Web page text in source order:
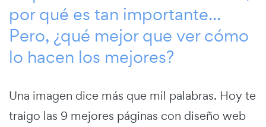
por qué es tan importante...
Pero, ¿qué mejor que ver cómo
lo hacen los mejores?
Una imagen dice más que mil palabras. Hoy te
traigo las 9 mejores páginas con diseño web